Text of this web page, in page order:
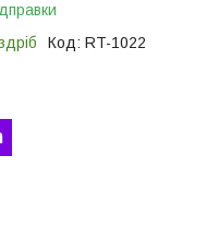
Код: RT-1022